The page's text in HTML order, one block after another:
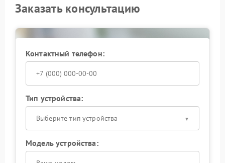
Заказать консультацию
Контактный телефон:
Тип устройства:
Выберите тип устройства
Модель устройства: